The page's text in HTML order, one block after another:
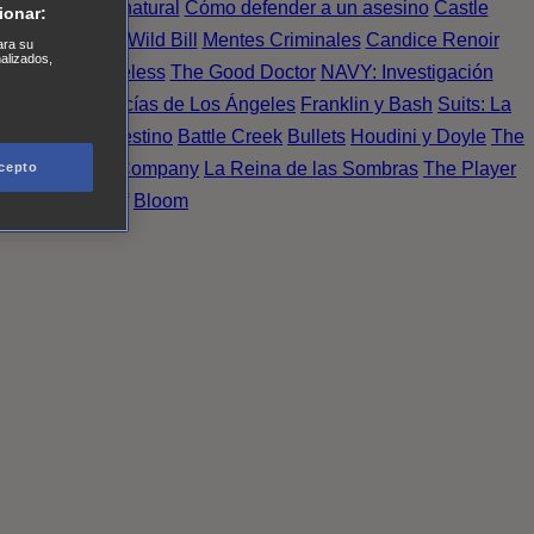
Sobrenatural Cómo defender a un asesino Castle
de Noche Wild Bill Mentes Criminales Candice Renoir
crimen Timeless The Good Doctor NAVY: Investigación
Finest. Policías de Los Ángeles Franklin y Bash Suits: La
Último Destino Battle Creek Bullets Houdini y Doyle The
X Company La Reina de las Sombras The Player
Bloom
su